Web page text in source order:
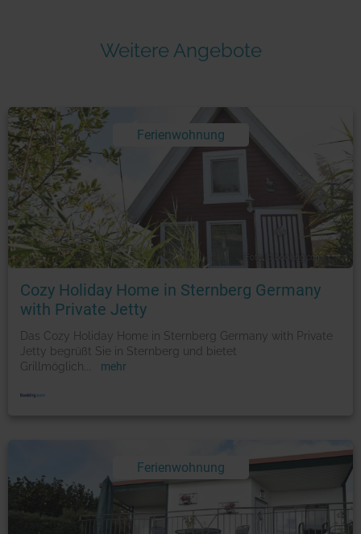
Weitere Angebote
Ferienwohnung
Foto: © booking.com
Cozy Holiday Home in Sternberg Germany
with Private Jetty
Das Cozy Holiday Home in Sternberg Germany with Private
Jetty begrüßt Sie in Sternberg und bietet
Grillmöglich
mehr
Ferienwohnung